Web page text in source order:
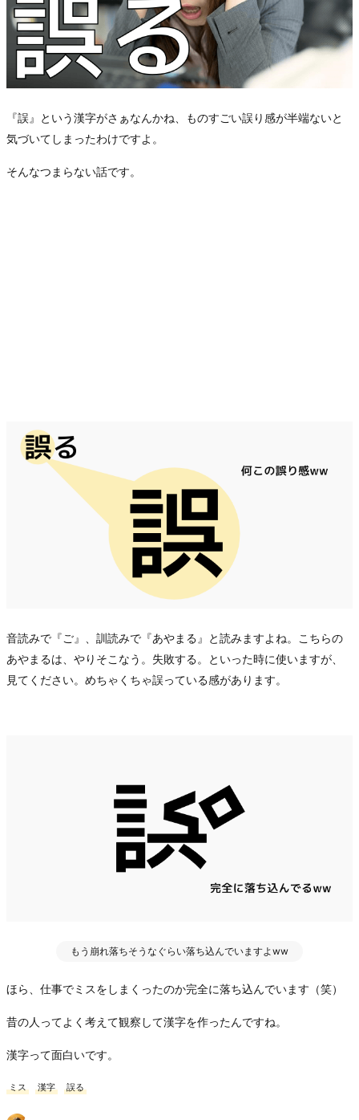
『誤』という漢字がさぁなんかね、ものすごい誤り感が半端ないと
気づいてしまったわけですよ。
そんなつまらない話です。
音読みで『ご』、訓読みで『あやまる』と読みますよね。こちらの
あやまるは、 やりそこなう。失敗する。といった時に使いますが、
見てください。めちゃくちゃ誤っている感があります。
もう崩れ落ちそうなぐらい落ち込んでいますよww
ほら、仕事でミスをしまくったのか完全に落ち込んでいます（笑）
昔の人ってよく考えて観察して漢字を作ったんですね。
漢字って面白いです。
ミス 漢字 誤る